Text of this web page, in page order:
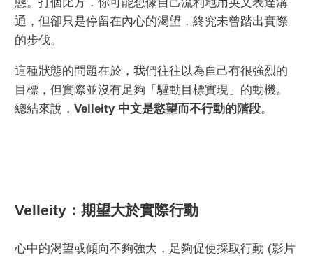
態。打個比方，你可能想像自己流利地用英文表達溝
通，但卻只是停留在內心的渴望，終究未曾踏出實際
的步伐。
這種狀態的問題在於，我們往往以為自己有很強烈的
目標，但實際並沒有足夠「驅動目標實現」的動機。
總結來說， Velleity 中文是慾望而不行動的階段。
Velleity：期望大於實際行動
心中的渴望或傾向不夠強大，足夠促使採取行動 (影片